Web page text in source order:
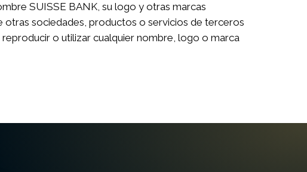
SUISSE BANK, su logo y otras marcas
otras sociedades, productos o servicios de terceros
o utilizar cualquier nombre, logo o marca